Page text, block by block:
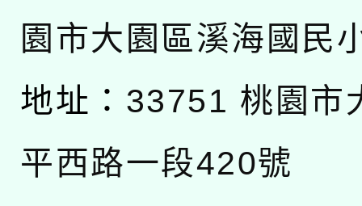
園市大園區溪海國民
地址： 33751 桃園市
平西路一段420號